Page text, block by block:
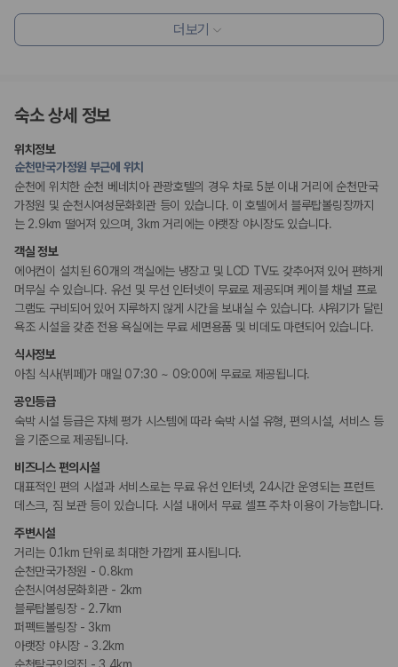
장애인 편의시설
흡연 시설
금연 숙박 시설
더보기
숙소 상세 정보
위치정보
순천만국가정원 부근에 위치
순천에 위치한 순천 베네치아 관광호텔의 경우 차로 5분 이내 거리에 순천만국
가정원 및 순천시여성문화회관 등이 있습니다. 이 호텔에서 블루탑볼링장까지
는 2.9km 떨어져 있으며, 3km 거리에는 아랫장 야시장도 있습니다.
객실 정보
에어컨이 설치된 60개의 객실에는 냉장고 및 LCD TV도 갖추어져 있어 편하게
머무실 수 있습니다. 유선 및 무선 인터넷이 무료로 제공되며 케이블 채널 프로
그램도 구비되어 있어 지루하지 않게 시간을 보내실 수 있습니다. 샤워기가 달린
욕조 시설을 갖춘 전용 욕실에는 무료 세면용품 및 비데도 마련되어 있습니다.
식사정보
아침 식사(뷔페)가 매일 07:30 ~ 09:00에 무료로 제공됩니다.
공인등급
숙박 시설 등급은 자체 평가 시스템에 따라 숙박 시설 유형, 편의시설, 서비스 등
을 기준으로 제공됩니다.
비즈니스 편의시설
대표적인 편의 시설과 서비스로는 무료 유선 인터넷, 24시간 운영되는 프런트
데스크, 짐 보관 등이 있습니다. 시설 내에서 무료 셀프 주차 이용이 가능합니다.
주변시설
거리는 0.1km 단위로 최대한 가깝게 표시됩니다.
순천만국가정원 - 0.8km
순천시여성문화회관 - 2km
블루탑볼링장 - 2.7km
퍼펙트볼링장 - 3km
아랫장 야시장 - 3.2km